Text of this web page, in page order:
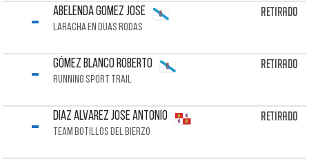
- ABELENDA GOMEZ Jose
LARACHA EN DUAS RODAS
Retirado
- GÓMEZ BLANCO Roberto
RUNNING SPORT TRAIL
Retirado
- DIAZ ALVAREZ Jose Antonio
TEAM BOTILLOS DEL BIERZO
Retirado